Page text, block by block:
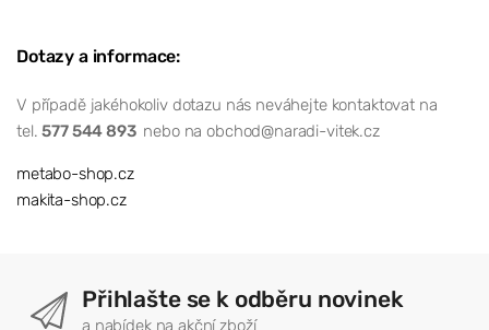
Dotazy a informace:
V případě jakéhokoliv dotazu nás neváhejte kontaktovat na
tel.577 544 893 nebo na obchod@naradi-vitek.cz
metabo-shop.cz
makita-shop.cz
Přihlašte se k odběru novinek